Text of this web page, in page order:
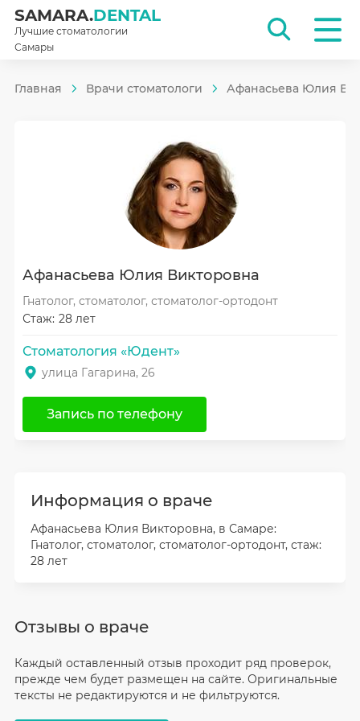
SAMARA.DENTAL
Лучшие стоматологии
Самары
Главная Врачи стоматологи Афанасьева Юлия
Афанасьева Юлия Викторовна
Гнатолог, стоматолог, стоматолог-ортодонт
Стаж: 28 лет
Стоматология «Юдент»
улица Гагарина, 26
Запись по телефону
Информация о враче
Афанасьева Юлия Викторовна, в Самаре:
Гнатолог, стоматолог, стоматолог-ортодонт, стаж:
28 лет
Отзывы о враче
Каждый оставленный отзыв проходит ряд проверок,
прежде чем будет размещен на сайте. Оригинальные
тексты не редактируются и не фильтруются.